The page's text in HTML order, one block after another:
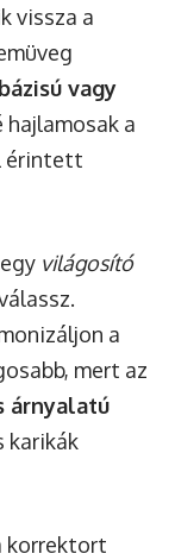
vissza a
vagy
hajlamosak a
érintett
világosító
a
mert az
árnyalatú
karikák
korrektort